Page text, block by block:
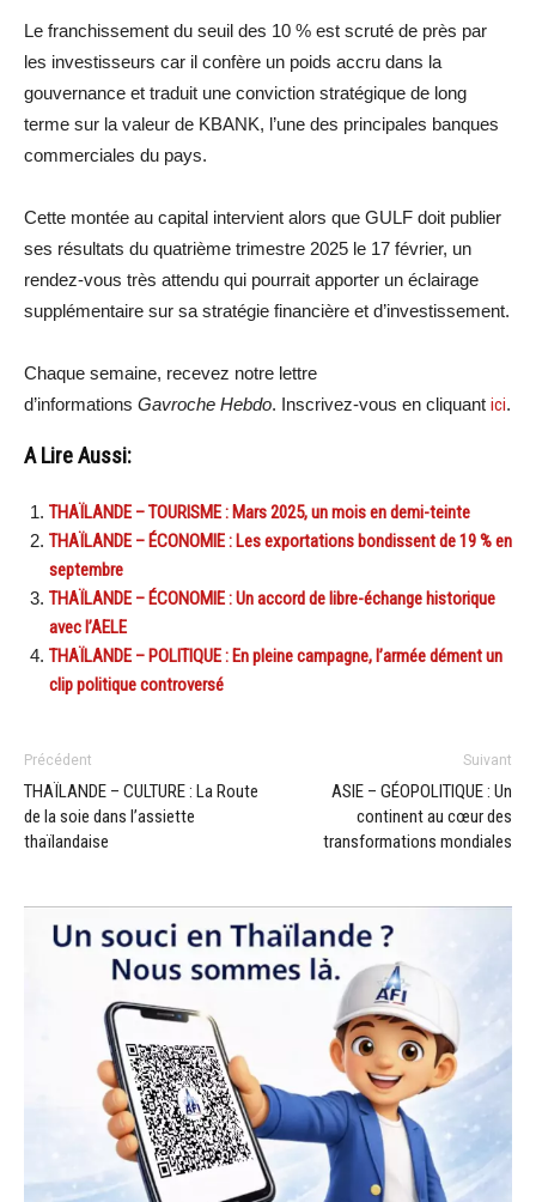
Le franchissement du seuil des 10 % est scruté de près par
les investisseurs car il confère un poids accru dans la
gouvernance et traduit une conviction stratégique de long
terme sur la valeur de KBANK, l’une des principales banques
commerciales du pays.
Cette montée au capital intervient alors que GULF doit publier
ses résultats du quatrième trimestre 2025 le 17 février, un
rendez-vous très attendu qui pourrait apporter un éclairage
supplémentaire sur sa stratégie financière et d’investissement.
Chaque semaine, recevez notre lettre
d’informations Gavroche Hebdo. Inscrivez-vous en cliquant ici.
A Lire Aussi:
THAÏLANDE – TOURISME : Mars 2025, un mois en demi-teinte
THAÏLANDE – ÉCONOMIE : Les exportations bondissent de 19 % en
septembre
THAÏLANDE – ÉCONOMIE : Un accord de libre-échange historique
avec l’AELE
THAÏLANDE – POLITIQUE : En pleine campagne, l’armée dément un
clip politique controversé
Précédent
THAÏLANDE – CULTURE : La Route
de la soie dans l’assiette
thaïlandaise
Suivant
ASIE – GÉOPOLITIQUE : Un
continent au cœur des
transformations mondiales